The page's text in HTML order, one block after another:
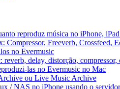
reproduz música no iPhone,
Compressor, Freeverb, Crossfeed,
no Evermusic
delay, distorção,
las no Evermusic no Mac
ou Live Music Archive
/ NAS no iPhone usando o